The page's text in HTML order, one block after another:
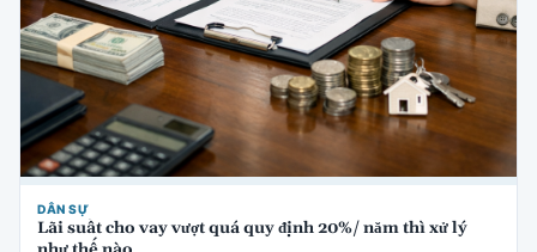
DÂN SỰ
Lãi suất cho vay vượt quá quy định 20%/ năm thì xử lý